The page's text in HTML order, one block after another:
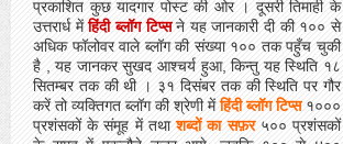
प्रकाशित कुछ यादगार पोस्ट की ओर । दूसरी तिमाही के
उत्तरार्ध मेंहिंदी ब्लॉग टिप्सने यह जानकारी दी की १०० से
अधिक फॉलोवर वाले ब्लॉग की संख्या १०० तक पहुँच चुकी
है , यह जानकर सुखद आश्चर्य हुआ, किन्तु यह स्थिति १८
सितम्बर तक की थी । ३१ दिसंबर तक की स्थिति पर गौर
करें तो व्यक्तिगत ब्लॉग की श्रेणी मेंहिंदी ब्लॉग टिप्स१०००
प्रशंसकों के संमूह में तथाशब्दों का सफ़र ५०० प्रशंसकों